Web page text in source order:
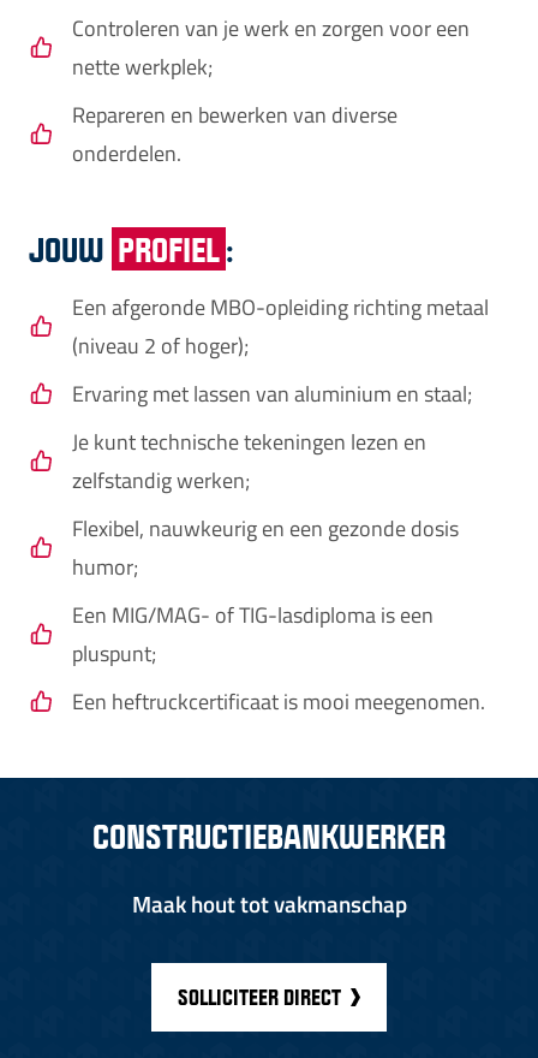
Controleren van je werk en zorgen voor een
nette werkplek;
Repareren en bewerken van diverse
onderdelen.
JOUW PROFIEL:
Een afgeronde MBO-opleiding richting metaal
(niveau 2 of hoger);
Ervaring met lassen van aluminium en staal;
Je kunt technische tekeningen lezen en
zelfstandig werken;
Flexibel, nauwkeurig en een gezonde dosis
humor;
Een MIG/MAG- of TIG-lasdiploma is een
pluspunt;
Een heftruckcertificaat is mooi meegenomen.
CONSTRUCTIEBANKWERKER
Maak hout tot vakmanschap
SOLLICITEER DIRECT